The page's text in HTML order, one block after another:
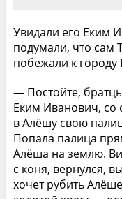
Увидали его Еким
подумали, что сам
побежали к городу
— Постойте,
Еким Иванович, со
в Алёшу свою
Попала палица
Алёша на землю.
с коня, вернулся,
хочет рубить